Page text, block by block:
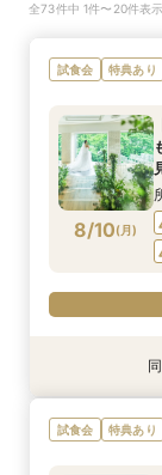
全73件中 1件〜20件表示
試食会 特典あり
8/10(月)
特典あり
試食会 特典あり